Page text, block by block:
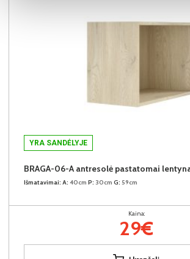
YRA SANDĖLYJE
Išmatavimai: A: 40cm P: 30cm G: 59cm
Kaina:
29€